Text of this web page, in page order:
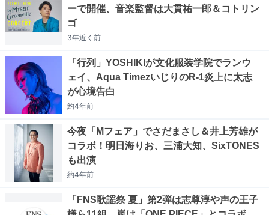
ーで開催、音楽監督は大貫祐一郎＆コトリン
ゴ
3年近く 前
「行列」YOSHIKIが文化服装学院でランウ
ェイ、Aqua TimezいじりのR-1炎上に太志
が心境告白
約4年前
今夜「Mフェア」でさだまさし＆井上芳雄が
コラボ！明日海りお、三浦大知、SixTONES
も出演
約4年前
「FNS歌謡祭 夏」第2弾は志尊淳や声の王子